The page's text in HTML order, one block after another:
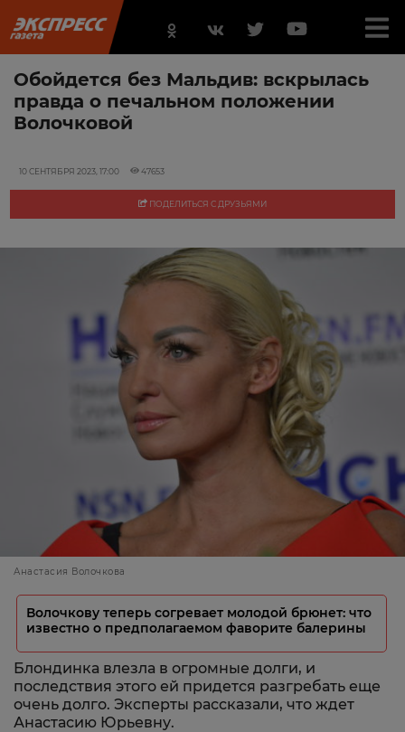
Обойдется без Мальдив: вскрылась
правда о печальном положении
Волочковой
10 СЕНТЯБРЯ 2023, 17:00 47653
ПОДЕЛИТЬСЯ С ДРУЗЬЯМИ
Анастасия Волочкова
Волочкову теперь согревает молодой брюнет: что
известно о предполагаемом фаворите балерины
Блондинка влезла в огромные долги, и
последствия этого ей придется разгребать еще
очень долго. Эксперты рассказали, что ждет
Анастасию Юрьевну.